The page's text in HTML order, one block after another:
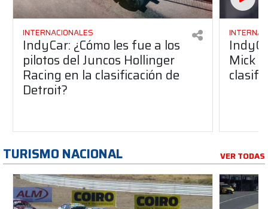
INTERNACIONALES
IndyCar: ¿Cómo les fue a los
pilotos del Juncos Hollinger
Racing en la clasificación de
Detroit?
Mick
TURISMO NACIONAL VER TODAS